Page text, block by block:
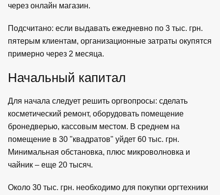
через онлайн магазин.
Подсчитано: если выдавать ежедневно по 3 тыс. грн.
пятерым клиентам, организационные затраты окупятся
примерно через 2 месяца.
Начальный капитал
Для начала следует решить оргвопросы: сделать
косметический ремонт, оборудовать помещение
бронедверью, кассовым местом. В среднем на
помещение в 30 "квадратов" уйдет 60 тыс. грн.
Минимальная обстановка, плюс микроволновка и
чайник – еще 20 тысяч.
Около 30 тыс. грн. необходимо для покупки оргтехники